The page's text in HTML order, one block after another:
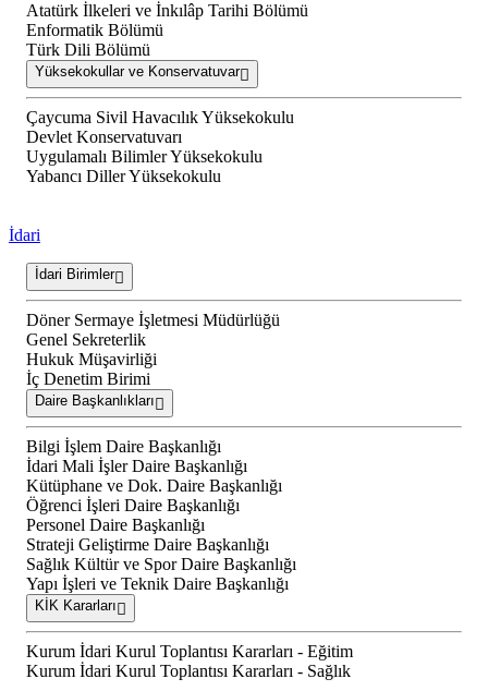
Atatürk İlkeleri ve İnkılâp Tarihi Bölümü
Enformatik Bölümü
Türk Dili Bölümü
Yüksekokullar ve Konservatuvar
Çaycuma Sivil Havacılık Yüksekokulu
Devlet Konservatuvarı
Uygulamalı Bilimler Yüksekokulu
Yabancı Diller Yüksekokulu
İdari
İdari Birimler
Döner Sermaye İşletmesi Müdürlüğü
Genel Sekreterlik
Hukuk Müşavirliği
İç Denetim Birimi
Daire Başkanlıkları
Bilgi İşlem Daire Başkanlığı
İdari Mali İşler Daire Başkanlığı
Kütüphane ve Dok. Daire Başkanlığı
Öğrenci İşleri Daire Başkanlığı
Personel Daire Başkanlığı
Strateji Geliştirme Daire Başkanlığı
Sağlık Kültür ve Spor Daire Başkanlığı
Yapı İşleri ve Teknik Daire Başkanlığı
KİK Kararları
Kurum İdari Kurul Toplantısı Kararları - Eğitim
Kurum İdari Kurul Toplantısı Kararları - Sağlık